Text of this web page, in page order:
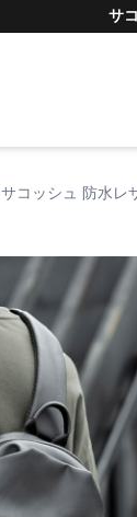
サ
サコッシュ 防水レ